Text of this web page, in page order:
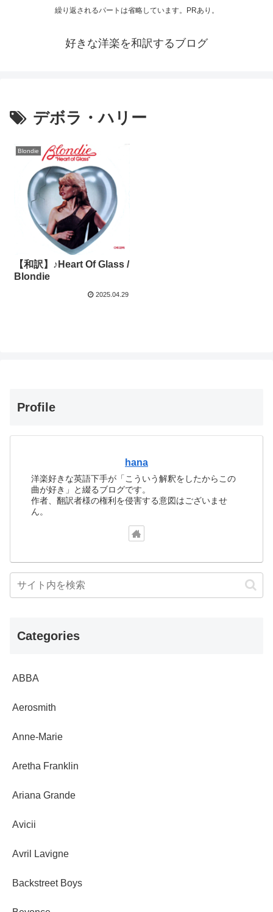
繰り返されるパートは省略しています。PRあり。
好きな洋楽を和訳するブログ
デボラ・ハリー
Blondie
【和訳】♪Heart Of Glass /
Blondie
2025.04.29
Profile
hana
洋楽好きな英語下手が「こういう解釈をしたからこの
曲が好き」と綴るブログです。
作者、翻訳者様の権利を侵害する意図はございませ
ん。
Categories
ABBA
Aerosmith
Anne-Marie
Aretha Franklin
Ariana Grande
Avicii
Avril Lavigne
Backstreet Boys